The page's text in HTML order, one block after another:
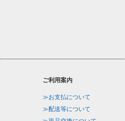
ご利用案内
≫お支払について
≫配送等について